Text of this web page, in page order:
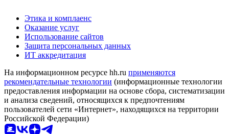
Этика и комплаенс
Оказание услуг
Использование сайтов
Защита персональных данных
ИТ аккредитация
На информационном ресурсе hh.ru применяются
рекомендательные технологии (информационные технологии
предоставления информации на основе сбора, систематизации
и анализа сведений, относящихся к предпочтениям
пользователей сети «Интернет», находящихся на территории
Российской Федерации)